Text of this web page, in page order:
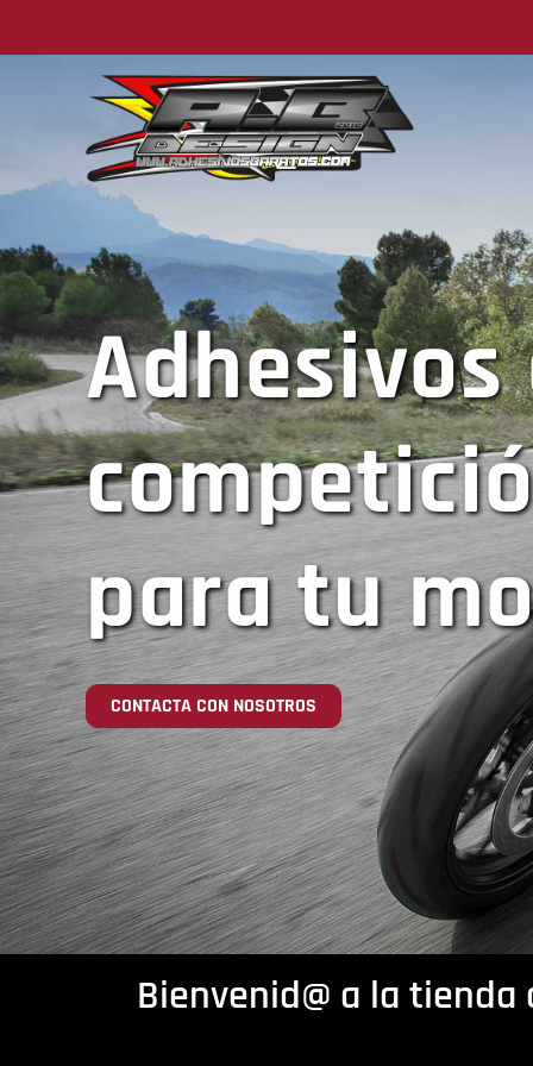
Adhesivos
para tu
CONTACTA CON NOSOTROS
Bienvenid@ a la